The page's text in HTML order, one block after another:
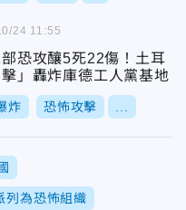
恐攻釀5死22傷！土耳
」轟炸庫德工人黨基地
炸 恐怖攻擊
24 11:55
列為恐怖組織